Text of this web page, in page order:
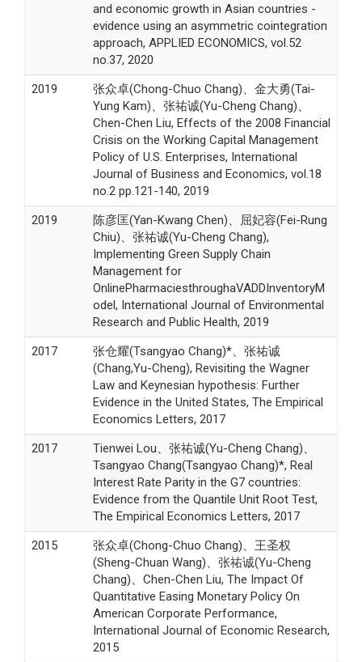
and economic growth in Asian countries -
evidence using an asymmetric cointegration
approach, APPLIED ECONOMICS, vol.52
no.37, 2020
2019
张众卓(Chong-Chuo Chang)、金大勇(Tai-
Yung Kam)、张祐诚(Yu-Cheng Chang)、
Chen-Chen Liu, Effects of the 2008 Financial
Crisis on the Working Capital Management
Policy of U.S. Enterprises, International
Journal of Business and Economics, vol.18
no.2 pp.121-140, 2019
2019
陈彦匡(Yan-Kwang Chen)、屈妃容(Fei-Rung
Chiu)、张祐诚(Yu-Cheng Chang),
Implementing Green Supply Chain
Management for
OnlinePharmaciesthroughaVADDInventoryM
odel, International Journal of Environmental
Research and Public Health, 2019
2017
张仓耀(Tsangyao Chang)*、张祐诚
(Chang,Yu-Cheng), Revisiting the Wagner
Law and Keynesian hypothesis: Further
Evidence in the United States, The Empirical
Economics Letters, 2017
2017
Tienwei Lou、张祐诚(Yu-Cheng Chang)、
Tsangyao Chang(Tsangyao Chang)*, Real
Interest Rate Parity in the G7 countries:
Evidence from the Quantile Unit Root Test,
The Empirical Economics Letters, 2017
2015
张众卓(Chong-Chuo Chang)、王圣权
(Sheng-Chuan Wang)、张祐诚(Yu-Cheng
Chang)、Chen-Chen Liu, The Impact Of
Quantitative Easing Monetary Policy On
American Corporate Performance,
International Journal of Economic Research,
2015